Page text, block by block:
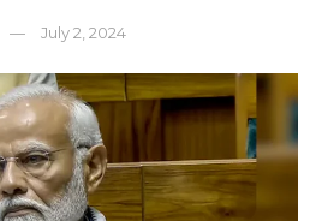
July 2, 2024